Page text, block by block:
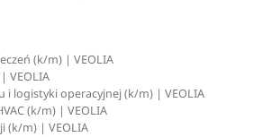
(k/m) | VEOLIA
VEOLIA
i logistyki operacyjnej (k/m) | VEOLIA
(k/m) | VEOLIA
(k/m) | VEOLIA